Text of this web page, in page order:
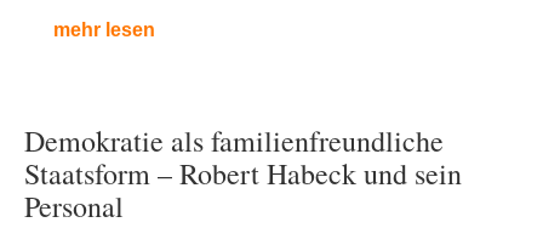
mehr lesen
Demokratie als familienfreundliche
Staatsform – Robert Habeck und sein
Personal